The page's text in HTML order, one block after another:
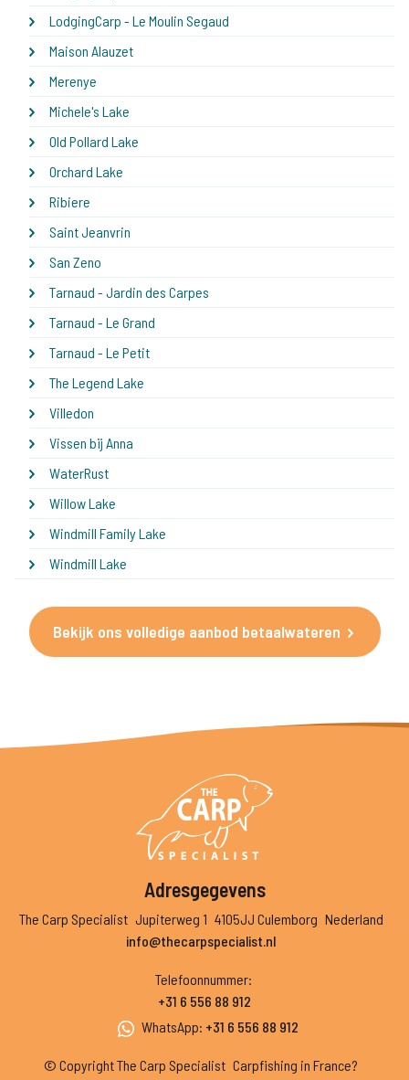
LodgingCarp - Le Moulin Segaud
Maison Alauzet
Merenye
Michele's Lake
Old Pollard Lake
Orchard Lake
Ribiere
Saint Jeanvrin
San Zeno
Tarnaud - Jardin des Carpes
Tarnaud - Le Grand
Tarnaud - Le Petit
The Legend Lake
Villedon
Vissen bij Anna
WaterRust
Willow Lake
Windmill Family Lake
Windmill Lake
Bekijk ons volledige aanbod betaalwateren
Adresgegevens
The Carp Specialist Jupiterweg 1 4105JJ Culemborg Nederland
info@thecarpspecialist.nl
Telefoonnummer:
+31 6 556 88 912
WhatsApp: +31 6 556 88 912
© Copyright The Carp Specialist Carpfishing in France?